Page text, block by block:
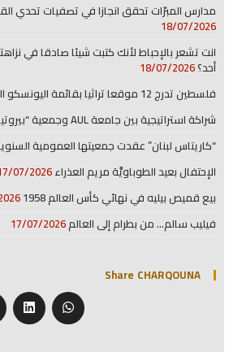
مدارس المبرّات تحقق انجازا في تصفيات تحدي
18/07/2026
انت تشعر بالإحباط لأنك كتبت شيئا صادقا في
أحد؟18/07/2026
فلسطين تدرج 12 موقعا تراثيا بقائمة اليونسكو التمهيدية
شراكة استراتيجية بين جامعة AUL وجمعية “بيروتيات”
“كاريتاس لبنان” عقدت جمعيتها العمومية
الإحتفال بعيد الطوباويَّة مريم العذراء07/2026
بيع قميص بيليه في نهائي كأس العالم 1958
فيليب سالم… من بطرام إلى العالم17/07/2026
Share CHARQOUNA